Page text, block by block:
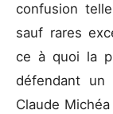
confusion
sauf rares
ce à quoi la
défendant un
Claude